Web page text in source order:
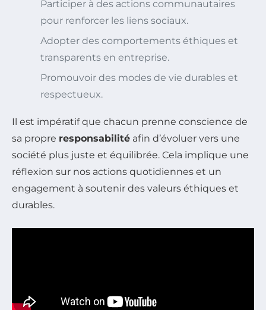
Participer à des actions communautaires
pour renforcer les liens sociaux.
Adopter des comportements éthiques et
transparents en entreprise.
Promouvoir des modes de vie durables et
respectueux.
Il est impératif que chacun prenne conscience de
sa propre responsabilité afin d’évoluer vers une
société plus juste et équilibrée. Cela implique une
réflexion sur nos actions quotidiennes et un
engagement à soutenir des valeurs éthiques et
durables.